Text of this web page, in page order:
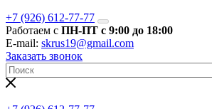
+7 (926) 612-77-77
Работаем с ПН-ПТ с 9:00 до 18:00
E-mail: skrus19@gmail.com
Заказать звонок